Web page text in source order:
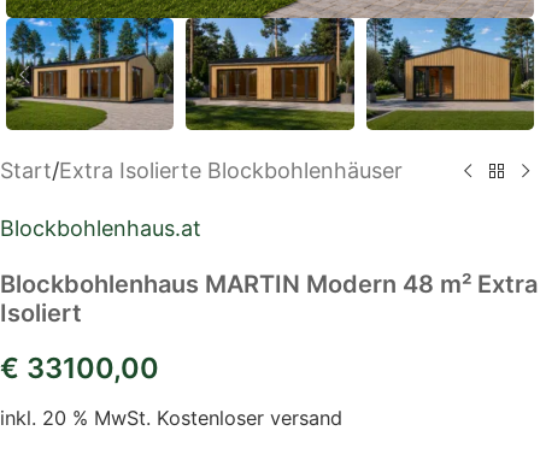
Start/Extra Isolierte Blockbohlenhäuser
Blockbohlenhaus.at
Blockbohlenhaus MARTIN Modern 48 m² Extra
Isoliert
€ 33100,00
inkl. 20 % MwSt. Kostenloser versand